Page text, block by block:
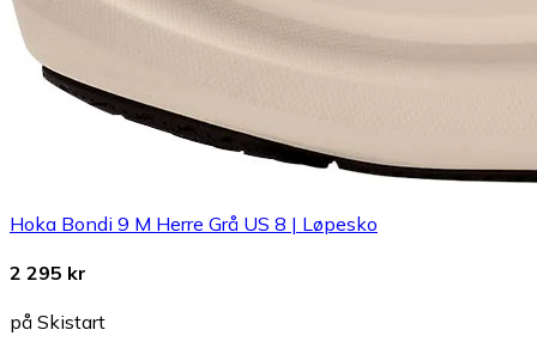
Hoka Bondi 9 M Herre Grå US 8 | Løpesko
2 295 kr
på Skistart